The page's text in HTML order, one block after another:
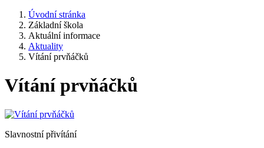
Úvodní stránka
Základní škola
Aktuální informace
Aktuality
Vítání prvňáčků
Vítání prvňáčků
Slavnostní přivítání